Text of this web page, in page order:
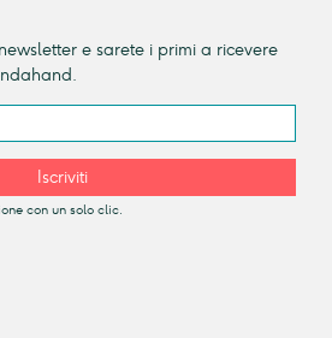
e sarete i primi a ricevere
Iscriviti
con un solo clic.